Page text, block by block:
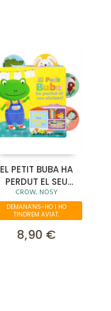
EL PETIT BUBA HA
PERDUT EL SEU
ELEFANT!
CROW, NOSY
DEMANA'NS-HO I HO
TINDREM AVIAT.
8,90 €